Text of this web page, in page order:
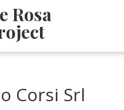
Rosa
Corsi Srl